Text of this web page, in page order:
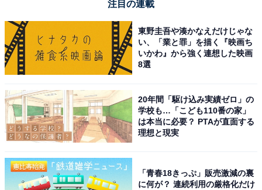
日立 掃除機 紙パック式 日本製 CV-KV70M W ホワイト 小
型 軽量 強烈パワー600W
Amazonで見る
日立「CV-KP90M C」
注目の連載
東野圭吾や湊かなえだけじゃな
い、「業と罪」を描く『映画ち
いかわ』から強く連想した映画
8選
20年間「駆け込み実績ゼロ」の
学校も…「こども110番の家」
は本当に必要？ PTAが直面する
理想と現実
「青春18きっぷ」販売激減の裏
に何が？ 連続利用の厳格化だけ